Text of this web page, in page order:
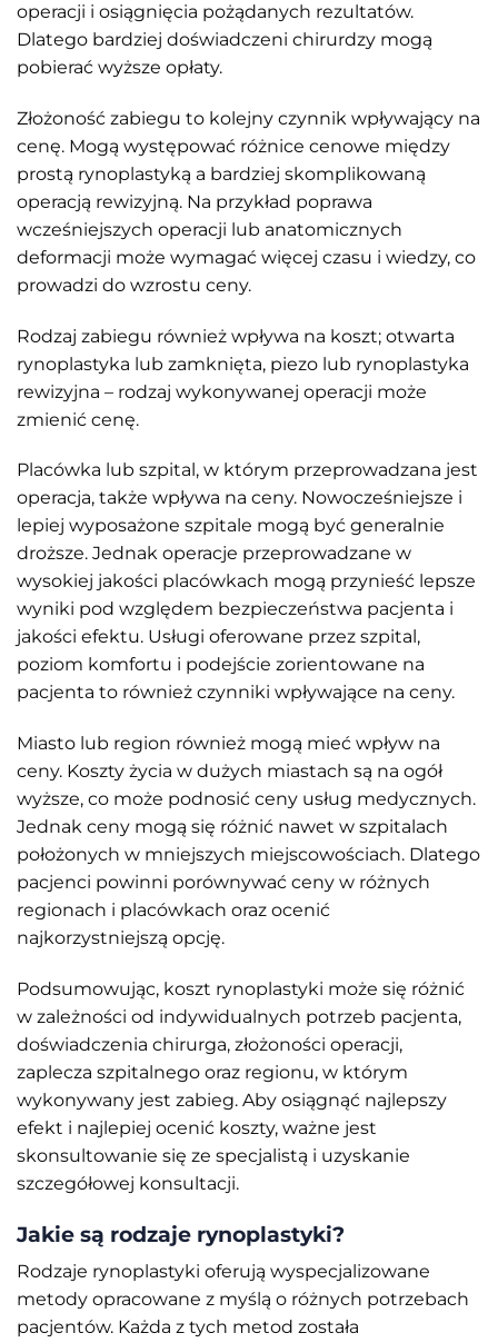
operacji i osiągnięcia pożądanych rezultatów.
Dlatego bardziej doświadczeni chirurdzy mogą
pobierać wyższe opłaty.
Złożoność zabiegu to kolejny czynnik wpływający na
cenę. Mogą występować różnice cenowe między
prostą rynoplastyką a bardziej skomplikowaną
operacją rewizyjną. Na przykład poprawa
wcześniejszych operacji lub anatomicznych
deformacji może wymagać więcej czasu i wiedzy, co
prowadzi do wzrostu ceny.
Rodzaj zabiegu również wpływa na koszt; otwarta
rynoplastyka lub zamknięta, piezo lub rynoplastyka
rewizyjna – rodzaj wykonywanej operacji może
zmienić cenę.
Placówka lub szpital, w którym przeprowadzana jest
operacja, także wpływa na ceny. Nowocześniejsze i
lepiej wyposażone szpitale mogą być generalnie
droższe. Jednak operacje przeprowadzane w
wysokiej jakości placówkach mogą przynieść lepsze
wyniki pod względem bezpieczeństwa pacjenta i
jakości efektu. Usługi oferowane przez szpital,
poziom komfortu i podejście zorientowane na
pacjenta to również czynniki wpływające na ceny.
Miasto lub region również mogą mieć wpływ na
ceny. Koszty życia w dużych miastach są na ogół
wyższe, co może podnosić ceny usług medycznych.
Jednak ceny mogą się różnić nawet w szpitalach
położonych w mniejszych miejscowościach. Dlatego
pacjenci powinni porównywać ceny w różnych
regionach i placówkach oraz ocenić
najkorzystniejszą opcję.
Podsumowując, koszt rynoplastyki może się różnić
w zależności od indywidualnych potrzeb pacjenta,
doświadczenia chirurga, złożoności operacji,
zaplecza szpitalnego oraz regionu, w którym
wykonywany jest zabieg. Aby osiągnąć najlepszy
efekt i najlepiej ocenić koszty, ważne jest
skonsultowanie się ze specjalistą i uzyskanie
szczegółowej konsultacji.
Jakie są rodzaje rynoplastyki?
Rodzaje rynoplastyki oferują wyspecjalizowane
metody opracowane z myślą o różnych potrzebach
pacjentów. Każda z tych metod została